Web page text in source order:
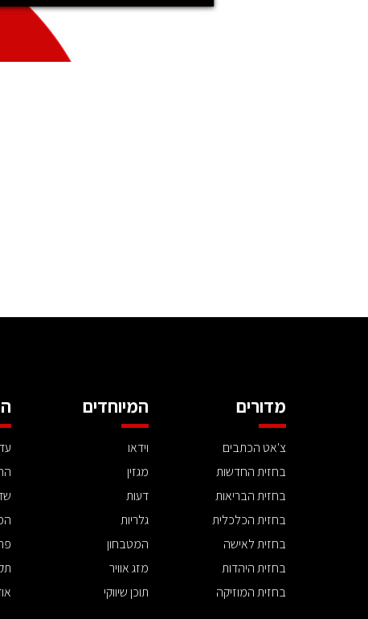
מדורים
צ'אט הכתבים
בחזית החדשות
בחזית הבריאות
בחזית הכלכלית
בחזית לאישה
בחזית היהדות
בחזית המוזיקה
המיוחדים
וידאו
מגזין
דעות
גלריות
המטבחון
מזג אוויר
תוכן שיווקי